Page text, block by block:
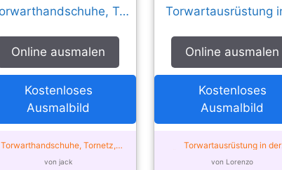
Torwarthandschuhe, Tornetz, Fußball und Pfeife
Online ausmalen
Kostenloses
Ausmalbild
Torwarthandschuhe, Tornetz,
Community ausgemalt
von jack
Online ausmalen
Kostenloses
Ausmalbild
Torwartausrüstung in der
ausgemalt
von Lorenzo